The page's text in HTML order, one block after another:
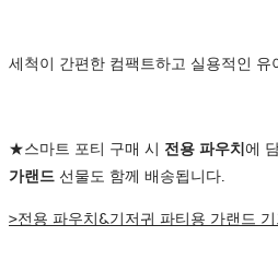
세척이 간편한 컴팩트하고 실용적인 유
★스마트 포티 구매 시 전용 파우치에
가랜드 선물도 함께 배송됩니다.
>전용 파우치&기저귀 파티용 가랜드